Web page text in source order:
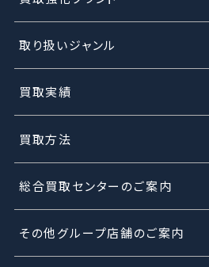
取り扱いジャンル
買取実績
買取方法
総合買取センターのご案内
その他グループ店舗のご案内